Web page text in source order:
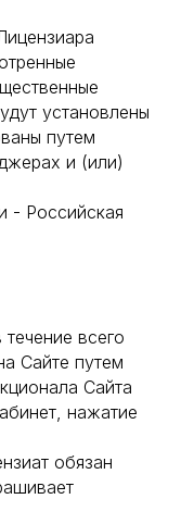
установлены
путем
и (или)
- Российская
всего
Сайте путем
Сайта
нажатие
обязан